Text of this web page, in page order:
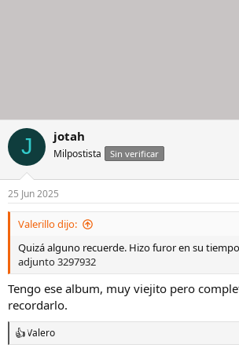
J jotah
Milpostista Sin verificar
25 Jun 2025
Valerillo dijo:
Quizá alguno recuerde. Hizo furor en su
adjunto 3297932
Tengo ese album, muy viejito pero
recordarlo.
R Valero